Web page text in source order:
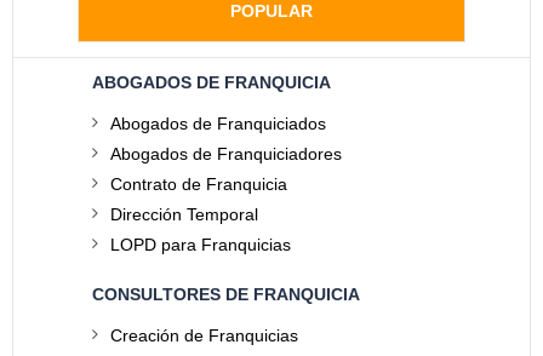
POPULAR
ABOGADOS DE FRANQUICIA
Abogados de Franquiciados
Abogados de Franquiciadores
Contrato de Franquicia
Dirección Temporal
LOPD para Franquicias
CONSULTORES DE FRANQUICIA
Creación de Franquicias